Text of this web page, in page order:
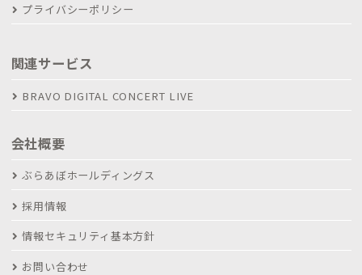
プライバシーポリシー
関連サービス
BRAVO DIGITAL CONCERT LIVE
会社概要
ぶらあぼホールディングス
採用情報
情報セキュリティ基本方針
お問い合わせ